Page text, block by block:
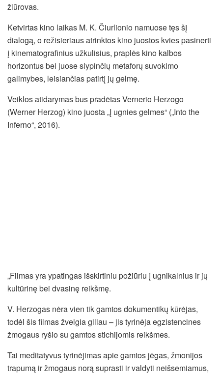
žiūrovas.
Ketvirtas kino laikas M. K. Čiurlionio namuose tęs šį
dialogą, o režisieriaus atrinktos kino juostos kvies pasinerti
į kinematografinius užkulisius, praplės kino kalbos
horizontus bei juose slypinčių metaforų suvokimo
galimybes, leisiančias patirtį jų gelmę.
Veiklos atidarymas bus pradėtas Vernerio Herzogo
(Werner Herzog) kino juosta „Į ugnies gelmes“ („Into the
Inferno“, 2016).
„Filmas yra ypatingas išskirtiniu požiūriu į ugnikalnius ir jų
kultūrinę bei dvasinę reikšmę.
V. Herzogas nėra vien tik gamtos dokumentikų kūrėjas,
todėl šis filmas žvelgia giliau – jis tyrinėja egzistencines
žmogaus ryšio su gamtos stichijomis reikšmes.
Tai meditatyvus tyrinėjimas apie gamtos jėgas, žmonijos
trapumą ir žmogaus norą suprasti ir valdyti neišsemiamus,